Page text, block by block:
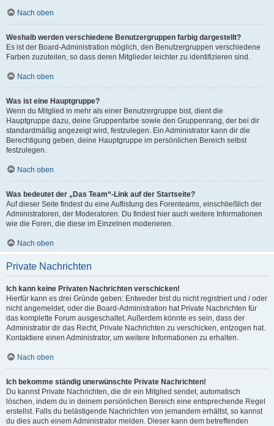
Nach oben
Weshalb werden verschiedene Benutzergruppen farbig dargestellt?
Es ist der Board-Administration möglich, den Benutzergruppen verschiedene
Farben zuzuteilen, so dass deren Mitglieder leichter zu identifizieren sind.
Nach oben
Was ist eine Hauptgruppe?
Wenn du Mitglied in mehr als einer Benutzergruppe bist, dient die
Hauptgruppe dazu, deine Gruppenfarbe sowie den Gruppenrang, der bei dir
standardmäßig angezeigt wird, festzulegen. Ein Administrator kann dir die
Berechtigung geben, deine Hauptgruppe im persönlichen Bereich selbst
festzulegen.
Nach oben
Was bedeutet der „Das Team“-Link auf der Startseite?
Auf dieser Seite findest du eine Auflistung des Forenteams, einschließlich der
Administratoren, der Moderatoren. Du findest hier auch weitere Informationen
wie die Foren, die diese im Einzelnen moderieren.
Nach oben
Private Nachrichten
Ich kann keine Privaten Nachrichten verschicken!
Hierfür kann es drei Gründe geben: Entweder bist du nicht registriert und / oder
nicht angemeldet, oder die Board-Administration hat Private Nachrichten für
das komplette Forum ausgeschaltet. Außerdem könnte es sein, dass der
Administrator dir das Recht, Private Nachrichten zu verschicken, entzogen hat.
Kontaktiere einen Administrator, um weitere Informationen zu erhalten.
Nach oben
Ich bekomme ständig unerwünschte Private Nachrichten!
Du kannst Private Nachrichten, die dir ein Mitglied sendet, automatisch
löschen, indem du in deinem persönlichen Bereich eine entsprechende Regel
erstellst. Falls du belästigende Nachrichten von jemandem erhältst, so kannst
du dies auch einem Administrator melden. Dieser kann dem betreffenden